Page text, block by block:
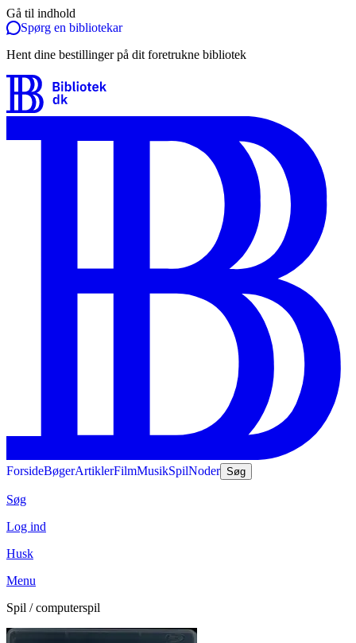
Gå til indhold
Spørg en bibliotekar
Hent dine bestillinger på dit foretrukne bibliotek
ForsideBøgerArtiklerFilmMusikSpilNoder Søg
Søg
Log ind
Husk
Menu
Spil / computerspil